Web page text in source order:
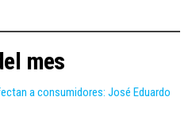
mes
a consumidores: José Eduardo